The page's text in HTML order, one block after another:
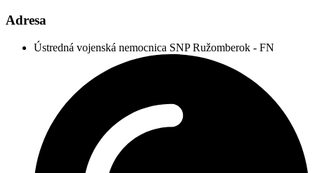
Adresa
Ústredná vojenská nemocnica SNP Ružomberok - FN